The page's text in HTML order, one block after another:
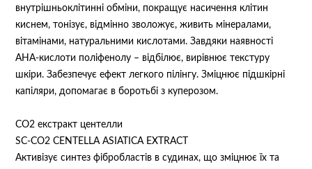
внутрішньоклітинні обміни, покращує насичення клітин
киснем, тонізує, відмінно зволожує, живить мінералами,
вітамінами, натуральними кислотами. Завдяки наявності
АНА-кислоти поліфенолу – відбілює, вирівнює текстуру
шкіри. Забезпечує ефект легкого пілінгу. Зміцнює підшкірні
капіляри, допомагає в боротьбі з куперозом.
СО2 екстракт центелли
SC-CO2 CENTELLA ASIATICA EXTRACT
Активізує синтез фібробластів в судинах, що зміцнює їх та